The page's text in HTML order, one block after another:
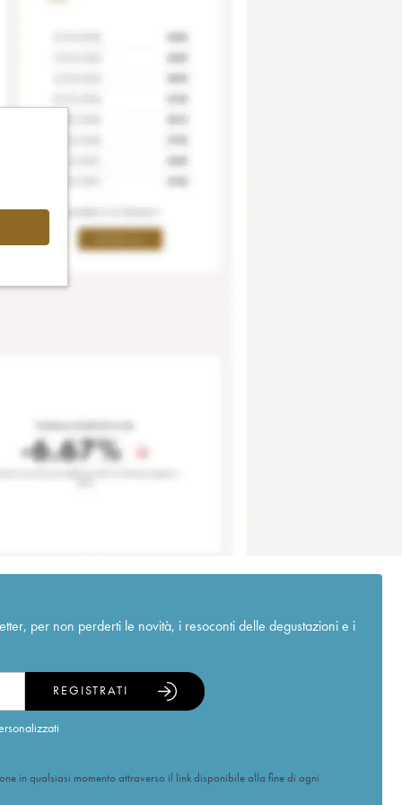
per non perderti le novità, i resoconti delle degustazioni e i
REGISTRATI
in qualsiasi momento attraverso il link disponibile alla fine di ogni